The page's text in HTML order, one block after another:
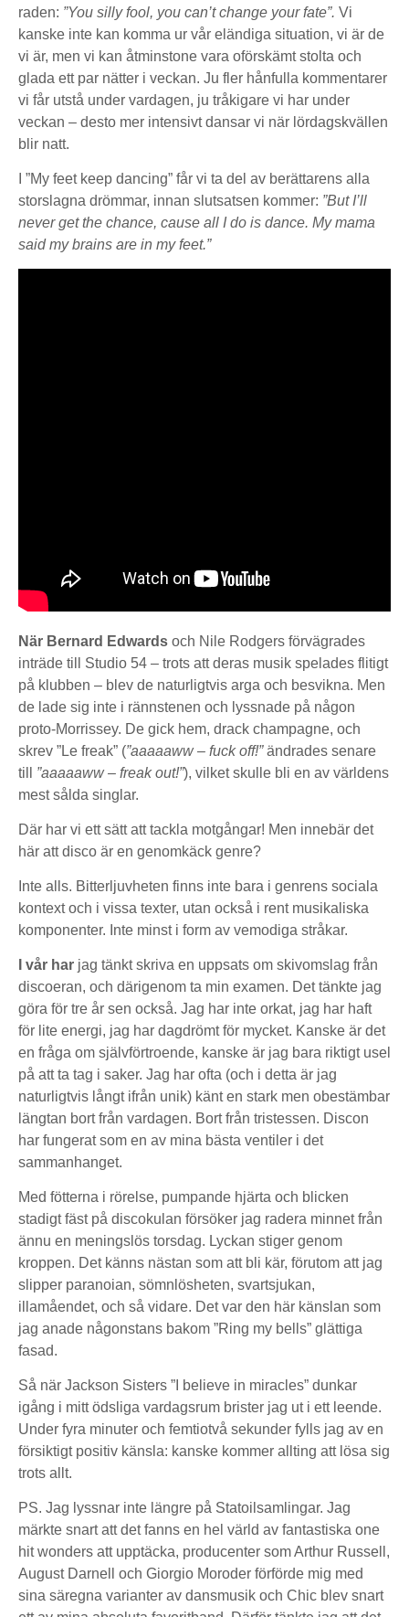
raden: ”You silly fool, you can’t change your fate”. Vi
kanske inte kan komma ur vår eländiga situation, vi är de
vi är, men vi kan åtminstone vara oförskämt stolta och
glada ett par nätter i veckan. Ju fler hånfulla kommentarer
vi får utstå under vardagen, ju tråkigare vi har under
veckan – desto mer intensivt dansar vi när lördagskvällen
blir natt.
I ”My feet keep dancing” får vi ta del av berättarens alla
storslagna drömmar, innan slutsatsen kommer: ”But I’ll
never get the chance, cause all I do is dance. My mama
said my brains are in my feet.”
När Bernard Edwards och Nile Rodgers förvägrades
inträde till Studio 54 – trots att deras musik spelades flitigt
på klubben – blev de naturligtvis arga och besvikna. Men
de lade sig inte i rännstenen och lyssnade på någon
proto-Morrissey. De gick hem, drack champagne, och
skrev ”Le freak” (”aaaaaww – fuck off!”ändrades senare
till ”aaaaaww – freak out!”), vilket skulle bli en av världens
mest sålda singlar.
Där har vi ett sätt att tackla motgångar! Men innebär det
här att disco är en genomkäck genre?
Inte alls. Bitterljuvheten finns inte bara i genrens sociala
kontext och i vissa texter, utan också i rent musikaliska
komponenter. Inte minst i form av vemodiga stråkar.
I vår har jag tänkt skriva en uppsats om skivomslag från
discoeran, och därigenom ta min examen. Det tänkte jag
göra för tre år sen också. Jag har inte orkat, jag har haft
för lite energi, jag har dagdrömt för mycket. Kanske är det
en fråga om självförtroende, kanske är jag bara riktigt usel
på att ta tag i saker. Jag har ofta (och i detta är jag
naturligtvis långt ifrån unik) känt en stark men obestämbar
längtan bort från vardagen. Bort från tristessen. Discon
har fungerat som en av mina bästa ventiler i det
sammanhanget.
Med fötterna i rörelse, pumpande hjärta och blicken
stadigt fäst på discokulan försöker jag radera minnet från
ännu en meningslös torsdag. Lyckan stiger genom
kroppen. Det känns nästan som att bli kär, förutom att jag
slipper paranoian, sömnlösheten, svartsjukan,
illamåendet, och så vidare. Det var den här känslan som
jag anade någonstans bakom ”Ring my bells” glättiga
fasad.
Så när Jackson Sisters ”I believe in miracles” dunkar
igång i mitt ödsliga vardagsrum brister jag ut i ett leende.
Under fyra minuter och femtiotvå sekunder fylls jag av en
försiktigt positiv känsla: kanske kommer allting att lösa sig
trots allt.
PS. Jag lyssnar inte längre på Statoilsamlingar. Jag
märkte snart att det fanns en hel värld av fantastiska one
hit wonders att upptäcka, producenter som Arthur Russell,
August Darnell och Giorgio Moroder förförde mig med
sina säregna varianter av dansmusik och Chic blev snart